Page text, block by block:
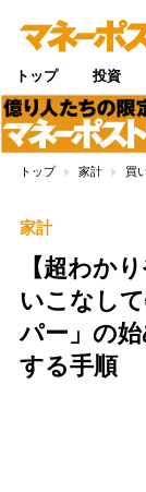
トップ 投資
トップ 家計 買
家計
【超わか
いこなし
パー」の
する手順